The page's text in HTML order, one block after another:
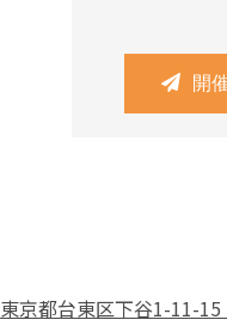
開
東京都台東区下谷1-11-